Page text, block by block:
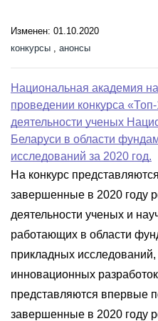
Изменен: 01.10.2020
конкурсы
анонсы
Национальная академия
проведении конкурса
деятельности ученых
Беларуси в области
исследований за 2020 год.
На конкурс
завершенные в 2020 году
деятельности ученых и
работающих в области
прикладных
инновационных
представляются впервые
завершенные в 2020 году